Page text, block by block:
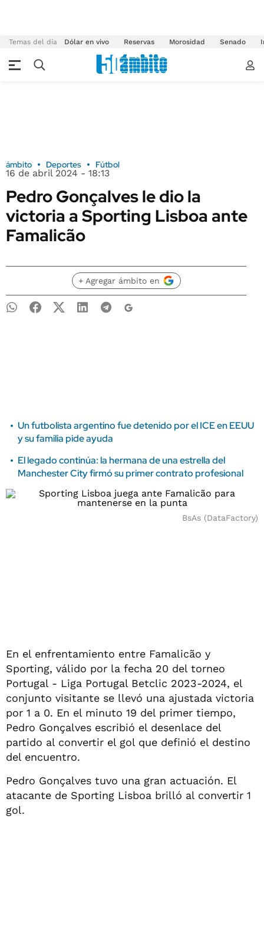
Temas del día Dólar en vivo Reservas Morosidad Senado
ámbito Deportes Fútbol
16 de abril 2024 - 18:13
Pedro Gonçalves le dio la
victoria a Sporting Lisboa ante
Famalicão
+ Agregar ámbito en
Un futbolista argentino fue detenido por el ICE en EEUU
y su familia pide ayuda
El legado continúa: la hermana de una estrella del
Manchester City firmó su primer contrato profesional
BsAs (DataFactory)
En el enfrentamiento entre Famalicão y
Sporting, válido por la fecha 20 del torneo
Portugal - Liga Portugal Betclic 2023-2024, el
conjunto visitante se llevó una ajustada victoria
por 1 a 0. En el minuto 19 del primer tiempo,
Pedro Gonçalves escribió el desenlace del
partido al convertir el gol que definió el destino
del encuentro.
Pedro Gonçalves tuvo una gran actuación. El
atacante de Sporting Lisboa brilló al convertir 1
gol.